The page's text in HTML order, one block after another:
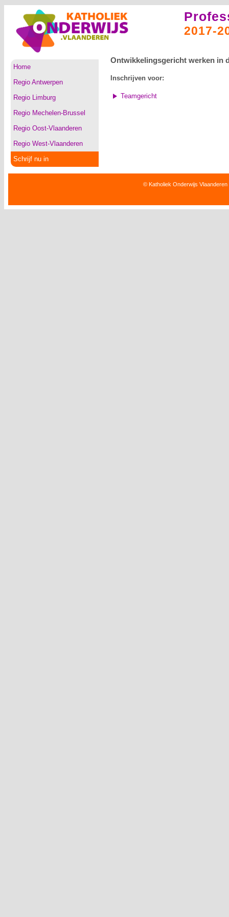
2017-
Home
Regio Antwerpen
Regio Limburg
Regio Mechelen-Brussel
Regio Oost-Vlaanderen
Regio West-Vlaanderen
Schrijf nu in
Ontwikkelingsgericht werken in
Inschrijven voor:
Teamgericht
© Katholiek Onderwijs